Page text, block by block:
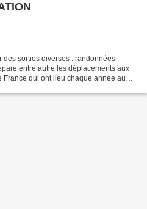
des sorties diverses : randonnées -
entre autre les déplacements aux
France qui ont lieu chaque année au